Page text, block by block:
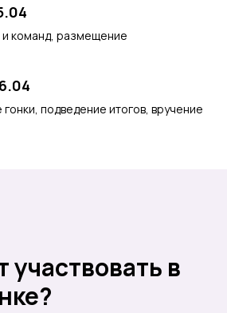
и команд, размещение
подведение итогов, вручение
участвовать в